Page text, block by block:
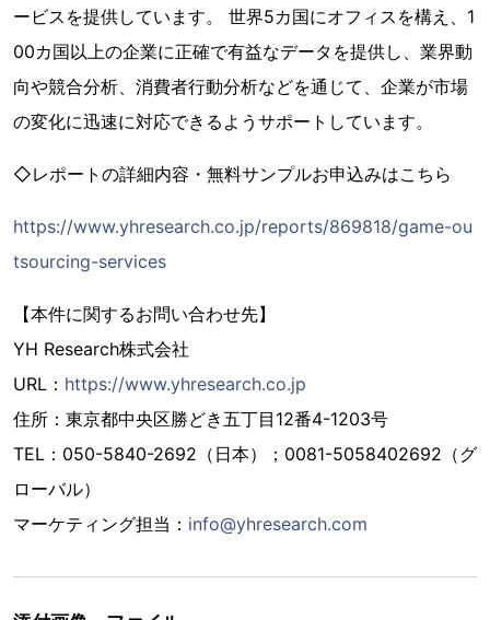
ービスを提供しています。 世界5カ国にオフィスを構え、1
00カ国以上の企業に正確で有益なデータを提供し、業界動
向や競合分析、消費者行動分析などを通じて、企業が市場
の変化に迅速に対応できるようサポートしています。
◇レポートの詳細内容・無料サンプルお申込みはこちら
https://www.yhresearch.co.jp/reports/869818/game-ou
tsourcing-services
【本件に関するお問い合わせ先】
YH Research株式会社
URL： https://www.yhresearch.co.jp
住所：東京都中央区勝どき五丁目12番4-1203号
TEL：050-5840-2692（日本）；0081-5058402692（グ
ローバル）
マーケティング担当： info@yhresearch.com